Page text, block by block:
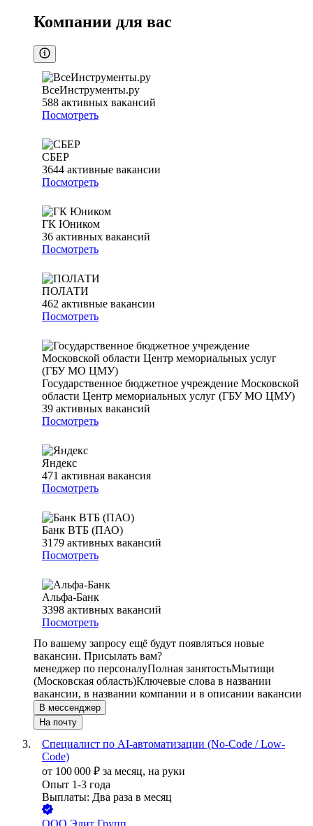
Компании для вас
ВсеИнструменты.ру
588 активных вакансий
Посмотреть
СБЕР
3644 активные вакансии
Посмотреть
ГК Юником
36 активных вакансий
Посмотреть
ПОЛАТИ
462 активные вакансии
Посмотреть
Государственное бюджетное учреждение Московской
области Центр мемориальных услуг (ГБУ МО ЦМУ)
39 активных вакансий
Посмотреть
Яндекс
471 активная вакансия
Посмотреть
Банк ВТБ (ПАО)
3179 активных вакансий
Посмотреть
Альфа-Банк
3398 активных вакансий
Посмотреть
По вашему запросу ещё будут появляться новые
вакансии. Присылать вам?
менеджер по персоналуПолная занятостьМытищи
(Московская область)Ключевые слова в названии
вакансии, в названии компании и в описании вакансии
В мессенджер
На почту
Специалист по AI-автоматизации (No-Code / Low-
Code)
от 100 000 ₽ за месяц, на руки
Опыт 1-3 года
Выплаты: Два раза в месяц